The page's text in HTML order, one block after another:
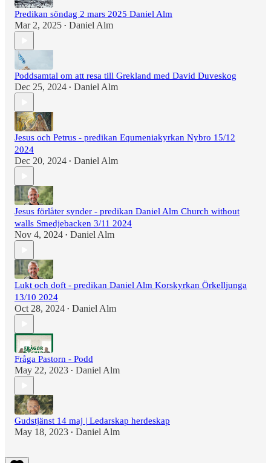
Predikan söndag 2 mars 2025 Daniel Alm
Mar 2, 2025 • Daniel Alm
Poddsamtal om att resa till Grekland med David Duveskog
Dec 25, 2024 • Daniel Alm
Jesus och Petrus - predikan Equmeniakyrkan Nybro 15/12
2024
Dec 20, 2024 • Daniel Alm
Jesus förlåter synder - predikan Daniel Alm Church without
walls Smedjebacken 3/11 2024
Nov 4, 2024 • Daniel Alm
Lukt och doft - predikan Daniel Alm Korskyrkan Örkelljunga
13/10 2024
Oct 28, 2024 • Daniel Alm
Fråga Pastorn - Podd
May 22, 2023 • Daniel Alm
Gudstjänst 14 maj | Ledarskap herdeskap
May 18, 2023 • Daniel Alm